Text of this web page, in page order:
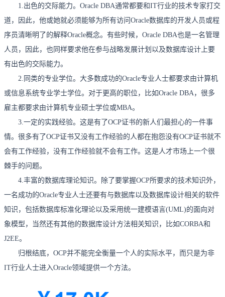
1.出色的交际能力。Oracle DBA通常都要和IT行业的技术专家打交
道，因此，他或她就必须能够为所有访问Oracle数据库的开发人员或程
序员清晰明了的解释Oracle概念。有些时候，Oracle DBA也是一名管理
人员，因此，也同样要求他在参与战略发展计划以及数据库设计 上要
有出色的交际能力。
2.同类的专业学位。大多数成功的Oracle专业人士都要求由计算机
或信息系统专业学士学位。对于更高的职位，比如Oracle DBA，很多
雇主都要求由计算机专业硕士学位或MBA。
3.一定的实践经验。这是有了OCP证书的新人们最担心的一件事
情。很多有了OCP证书又没有工作经验的人都在抱怨没有OCP证书就不
会有工作经验，没有工作经验就不会有工作。这是人才市场上一个很
棘手的问题。
4.丰富的数据库理论知识。除了要掌握OCP所要求的技术知识外，
一名成功的Oracle专业人士还要有与数据库以及数据库设计相关的软件
知识，包括数据库标准化理论以及采用统一建模语言(UML)的面向对
象模型，当然还有其他的数据库设计方法相关知识，比如CORBA和
J2EE。
归根结底，OCP并不能完全衡量一个人的实际水平，而只是为非
IT行业人士进入Oracle领域提供一个方法。